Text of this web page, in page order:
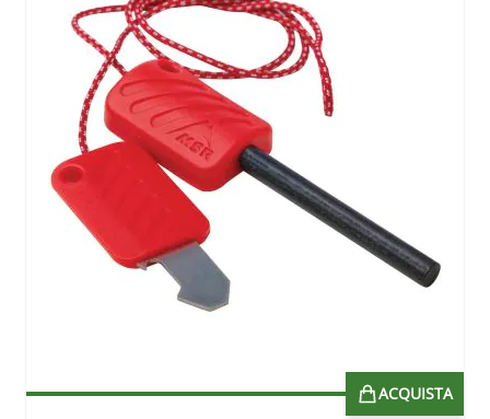
ACQUISTA